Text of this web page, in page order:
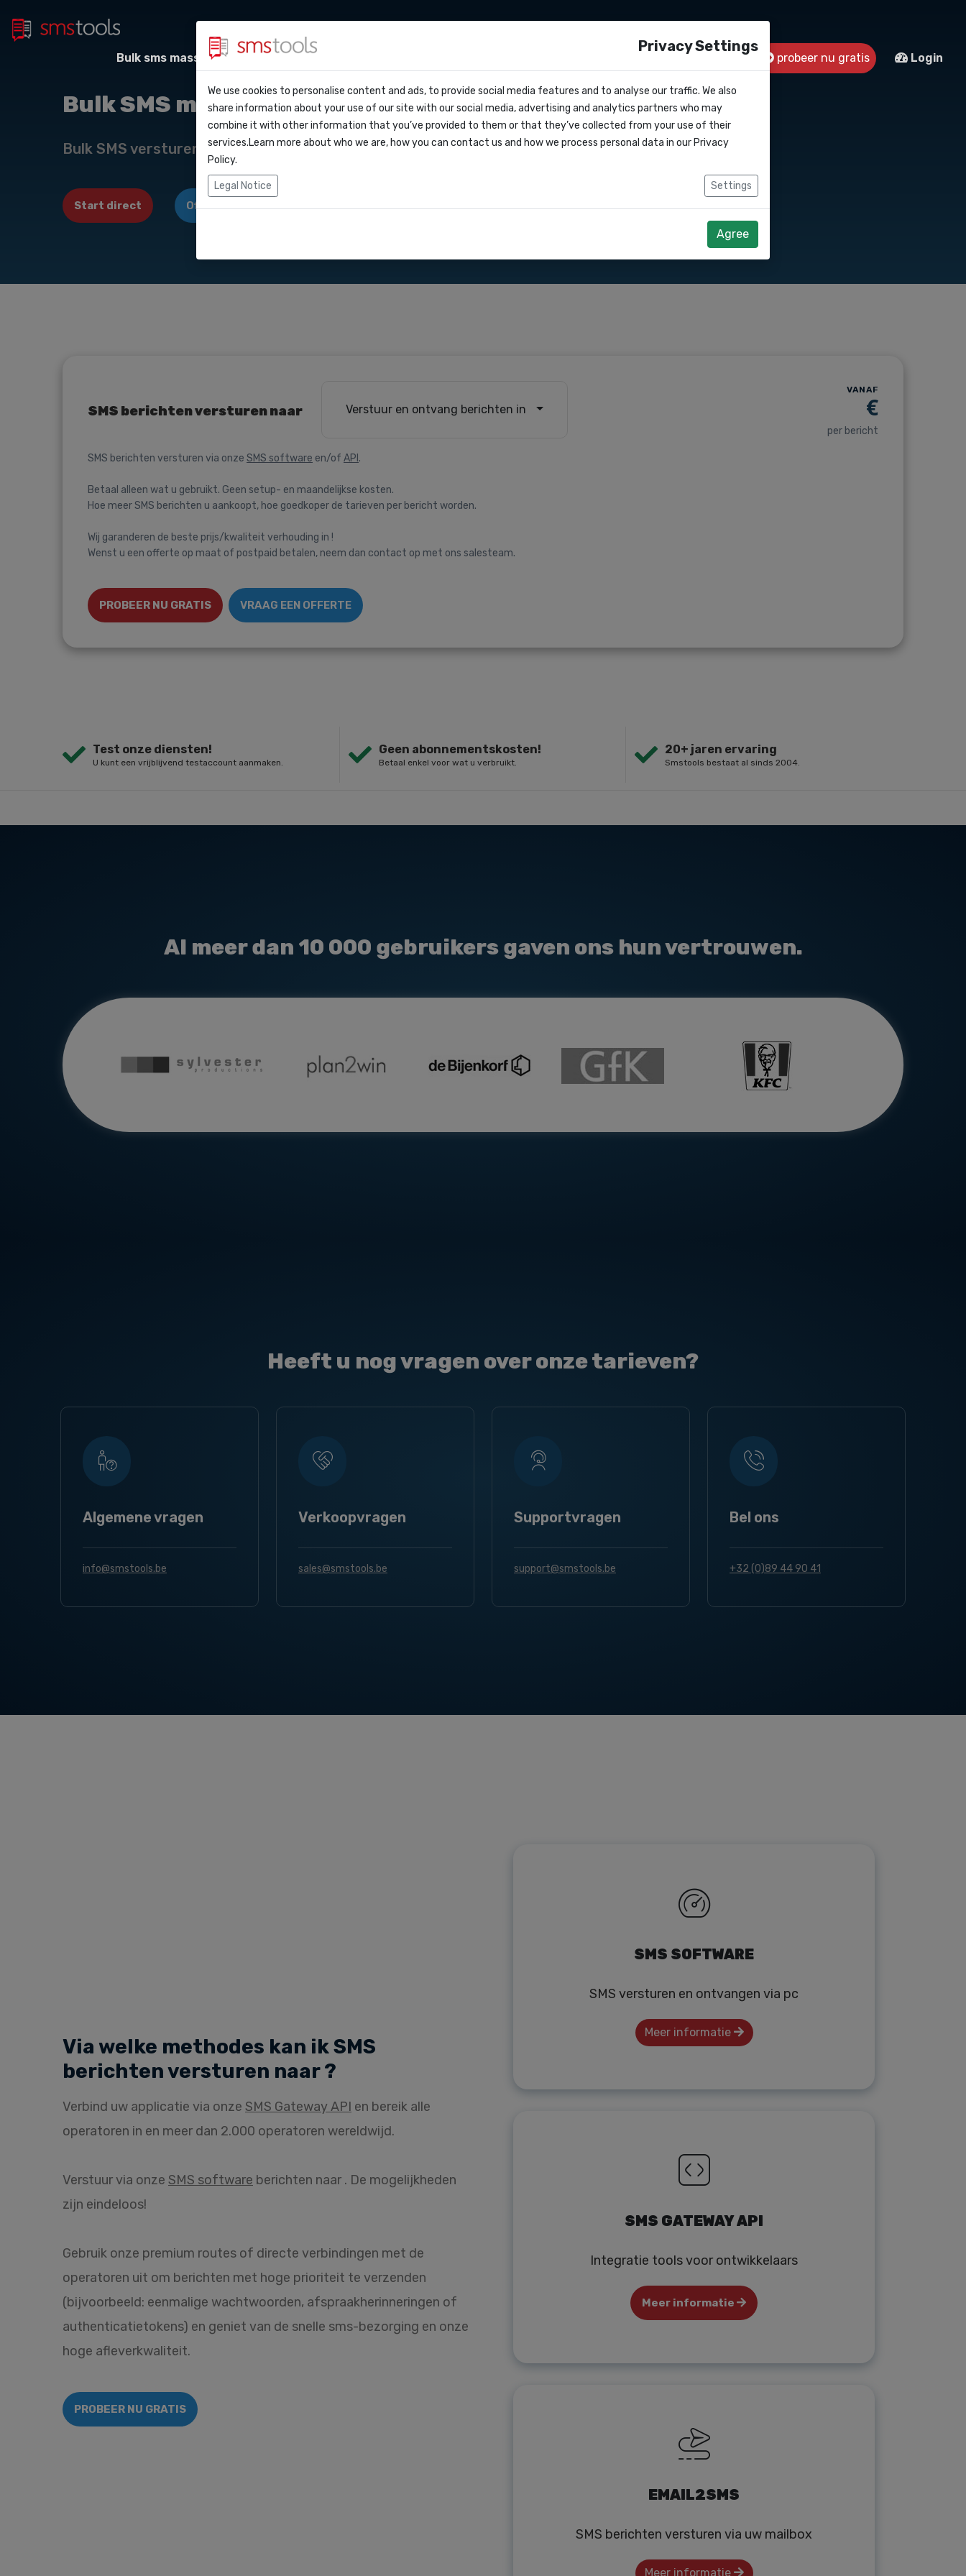
Bulk sms massa berichten Sms marketing Contact probeer nu gratis Login
API Docs
Zapier
Blog
Service level agreement
(sla)
Een offerte aanvragen
Bulk SMS marketing versturen naar
Bulk SMS versturen naar . Sms Marketing .
Start direct Offerte aanvragen
SMS berichten versturen naar Verstuur en ontvang berichten in
SMS berichten versturen via onze SMS software en/of API .
Betaal alleen wat u gebruikt. Geen setup- en maandelijkse kosten.
Hoe meer SMS berichten u aankoopt, hoe goedkoper de tarieven per bericht worden.
Wij garanderen de beste prijs/kwaliteit verhouding in !
Wenst u een offerte op maat of postpaid betalen, neem dan contact op met ons salesteam.
PROBEER NU GRATIS VRAAG EEN OFFERTE
VANAF
€
per bericht
Test onze diensten!
U kunt een vrijblijvend testaccount aanmaken.
Geen abonnementskosten!
Betaal enkel voor wat u verbruikt.
20+ jaren ervaring
Smstools bestaat al sinds 2004.
Al meer dan 10 000 gebruikers gaven ons hun vertrouwen.
Heeft u nog vragen over onze tarieven?
Algemene vragen
info@smstools.be
Verkoopvragen
sales@smstools.be
Supportvragen
support@smstools.be
Bel ons
+32 (0)89 44 90 41
Via welke methodes kan ik SMS
berichten versturen naar ?
Verbind uw applicatie via onze SMS Gateway API en bereik alle
operatoren in en meer dan 2.000 operatoren wereldwijd.
Verstuur via onze SMS software berichten naar . De mogelijkheden
zijn eindeloos!
Gebruik onze premium routes of directe verbindingen met de
operatoren uit om berichten met hoge prioriteit te verzenden
(bijvoorbeeld: eenmalige wachtwoorden, afspraakherinneringen of
authenticatietokens) en geniet van de snelle sms-bezorging en onze
hoge afleverkwaliteit.
PROBEER NU GRATIS
SMS SOFTWARE
SMS versturen en ontvangen via pc
Meer informatie
SMS GATEWAY API
Integratie tools voor ontwikkelaars
Meer informatie
EMAIL2SMS
SMS berichten versturen via uw mailbox
Meer informatie
Privacy Settings
We use cookies to personalise content and ads, to provide social media features and to analyse our traffic. We also
share information about your use of our site with our social media, advertising and analytics partners who may
combine it with other information that you’ve provided to them or that they’ve collected from your use of their
services.Learn more about who we are, how you can contact us and how we process personal data in our Privacy
Policy.
Legal Notice Settings
Agree